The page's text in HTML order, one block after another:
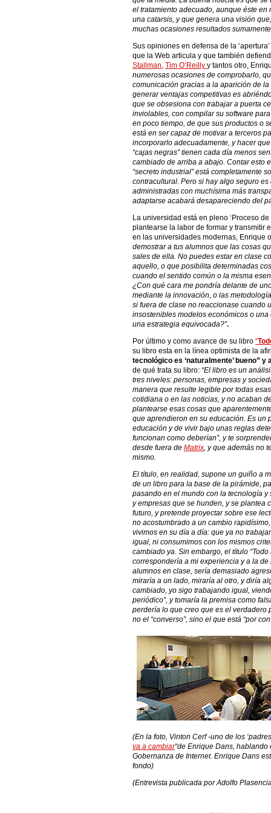
el tratamiento adecuado, aunque éste en
una catarsis, y que genera una visión
muchas ocasiones resultados
Sus opiniones en defensa de la
que la Web articula y que también
Stallman, Tim O’Reilly y tantos otro,
numerosas ocasiones de comprobarlo,
comunicación gracias a la aparición de
generar ventajas competitivas es
que se obsesiona con trabajar a puerta
inviolables, con compilar su software
en poco tiempo, de que sus productos o
está en ser capaz de motivar a terceros
incorporarlo adecuadamente, y hacer
“cajas negras” tienen cada día menos
cambiado de arriba a abajo. Contar esto
“secreto industrial” está completamente
contracultural. Pero si hay algo seguro
administradas con muchísima más
adaptarse acabará desapareciendo del
La universidad está en pleno ‘Proceso
plantearse la labor de formar y transmitir
en las universidades modernas, Enrique
demostrar a tus alumnos que las cosas
sales de ella. No puedes estar en clase
aquello, o que posibilita determinadas
cuando el sentido común o la misma
¿Con qué cara me pondría delante de
mediante la innovación, o las
si fuera de clase no reaccionase cuando
insostenibles modelos económicos o
una estrategia equivocada?”.
Por último y como avance de su libro “
su libro esta en la línea optimista de la
tecnológico es ‘naturalmente’ bueno” y
de qué trata su libro: “El libro es un
tres niveles: personas, empresas y
manera que resulte legible por todas
cotidiana o en las noticias, y no acaban
plantearse esas cosas que
que aprendieron en su educación. Es un
educación y de vivir bajo unas reglas
funcionan como deberían”, y te
desde fuera de Matrix, y que además no
mismo.
El título, en realidad, supone un guiño a
de un libro para la base de la pirámide,
pasando en el mundo con la tecnología
y empresas que se hunden, y se plantea
futuro, y pretende proyectar sobre ese
no acostumbrado a un cambio
vivimos en su día a día: que ya no
igual, ni consumimos con los mismos
cambiado ya. Sin embargo, el título
correspondería a mi experiencia y a la
alumnos en clase, sería demasiado
miraría a un lado, miraría al otro, y diría
cambiado, yo sigo trabajando igual,
periódico”, y tomaría la premisa como
perdería lo que creo que es el
no el “converso”, sino el que está “por
(En la foto, Vinton Cerf -uno de los
va a cambiar“de Enrique Dans,
Gobernanza de Internet. Enrique Dans
fondo)
(Entrevista publicada por Adolfo